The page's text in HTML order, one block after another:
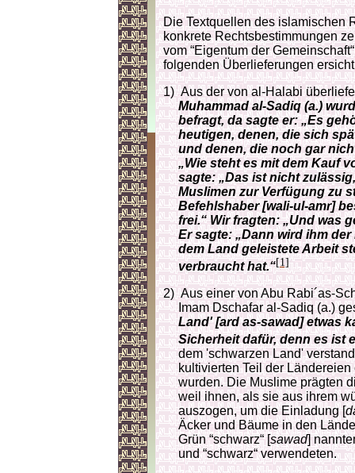
Die Textquellen des islamischen
konkrete Rechtsbestimmungen
vom “Eigentum der
folgenden Überlieferungen
1) Aus der von al-Halabi
Muhammad al-Sadiq (a.)
befragt, da sagte er: „Es
heutigen, denen, die sich
und denen, die noch gar
„Wie steht es mit dem Kauf
sagte: „Das ist nicht
Muslimen zur Verfügung zu
Befehlshaber [wali-ul-amr]
frei.“ Wir fragten: „Und was
Er sagte: „Dann wird ihm
dem Land geleistete Arbeit
verbraucht hat.“[1]
2) Aus einer von Abu Rabi´as-
Imam Dschafar al-Sadiq (a.)
Land' [ard as-sawad] etwas
Sicherheit dafür, denn es ist
dem 'schwarzen Land'
kultivierten Teil der
wurden. Die Muslime prägten
weil ihnen, als sie aus ihrem
auszogen, um die Einladung [
Äcker und Bäume in den
Grün “schwarz“ [sawad]
und “schwarz“ verwendeten.